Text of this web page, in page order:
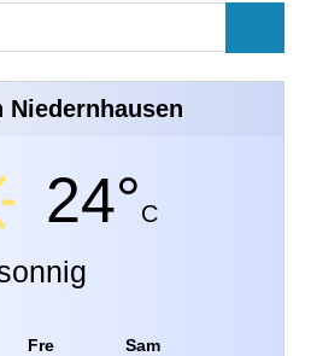
Niedernhausen
24°C
Fre Sam